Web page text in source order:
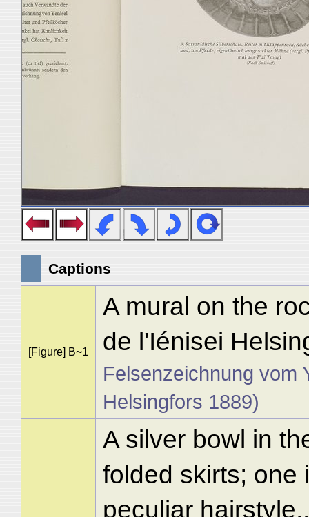
Captions
[Figure] B~1
A mural on the
de l'Iénisei
Felsenzeichnung vom
Helsingfors 1889)
A silver bowl in
folded skirts; one
peculiar